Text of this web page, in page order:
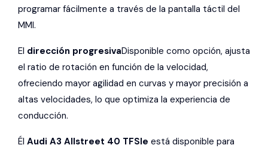
programar fácilmente a través de la pantalla táctil del
MMI.
El dirección progresivaDisponible como opción, ajusta
el ratio de rotación en función de la velocidad,
ofreciendo mayor agilidad en curvas y mayor precisión a
altas velocidades, lo que optimiza la experiencia de
conducción.
Él Audi A3 Allstreet 40 TFSIe está disponible para